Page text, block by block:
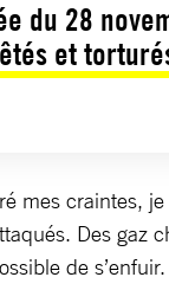
du 28
et
mes craintes,
Des
de